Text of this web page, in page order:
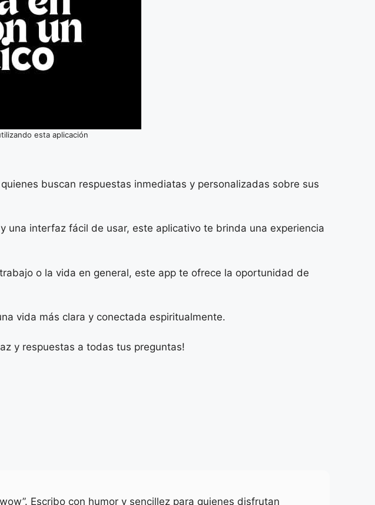
esta aplicación
buscan respuestas inmediatas y personalizadas sobre sus
interfaz fácil de usar, este aplicativo te brinda una experiencia
o la vida en general, este app te ofrece la oportunidad de
vida más clara y conectada espiritualmente.
y respuestas a todas tus preguntas!
Escribo con humor y sencillez para quienes disfrutan